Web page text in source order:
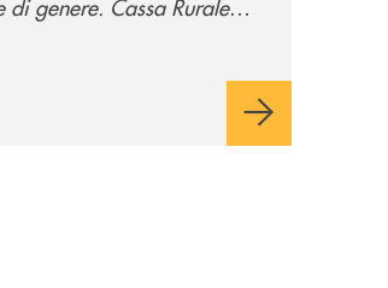
di genere. Cassa Rurale
direttamente la comunità